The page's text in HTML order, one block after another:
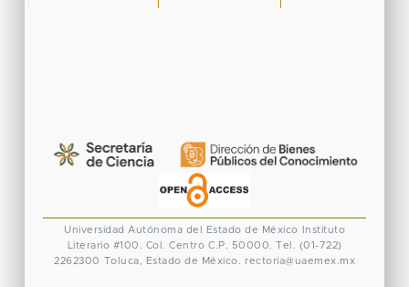
Universidad Autónoma del Estado de México
Instituto
Literario #100. Col. Centro C.P. 50000. Tel. (01-722)
2262300 Toluca, Estado de México. rectoria@uaemex.mx